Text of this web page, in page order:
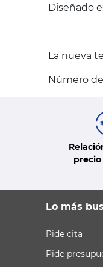
Diseñado
La nueva
Número
precio
Lo más
Pide cita
Pide